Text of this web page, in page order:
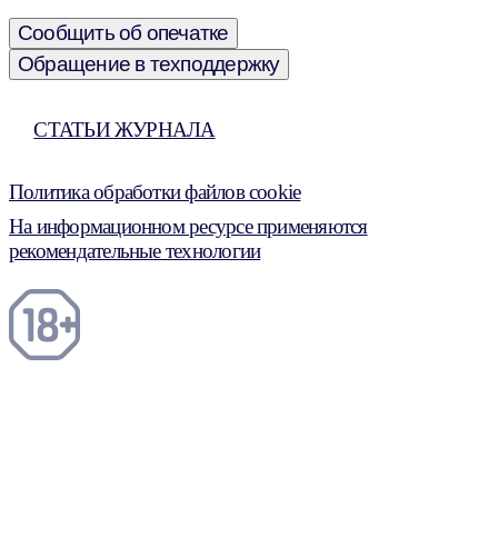
Сообщить об опечатке
Обращение в техподдержку
СТАТЬИ ЖУРНАЛА
Политика обработки файлов cookie
На информационном ресурсе применяются
рекомендательные технологии